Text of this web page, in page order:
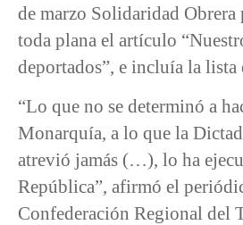
de marzo Solidaridad Obrera
toda plana el artículo
deportados”, e incluía la lista
“Lo que no se determinó a
Monarquía, a lo que la
atrevió jamás (…), lo ha
República”, afirmó el
Confederación Regional del